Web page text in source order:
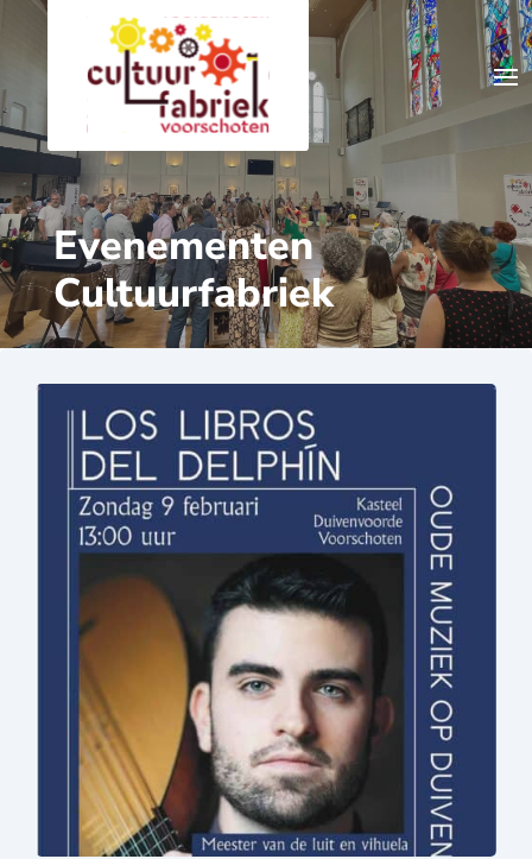
Evenementen
Cultuurfabriek